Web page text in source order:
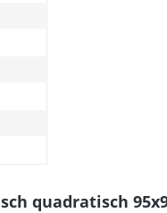
quadratisch